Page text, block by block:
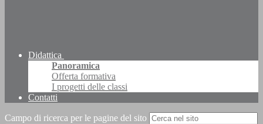
Didattica
Panoramica
Offerta formativa
I progetti delle classi
Contatti
Campo di ricerca per le pagine del sito